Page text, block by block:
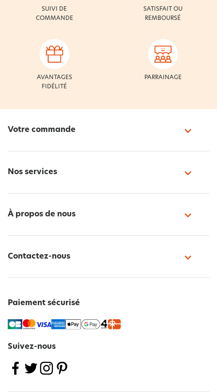
SUIVI DE
COMMANDE
SATISFAIT OU
REMBOURSÉ
AVANTAGES
FIDÉLITÉ
PARRAINAGE
Votre commande
Nos services
À propos de nous
Contactez-nous
Paiement sécurisé
Suivez-nous